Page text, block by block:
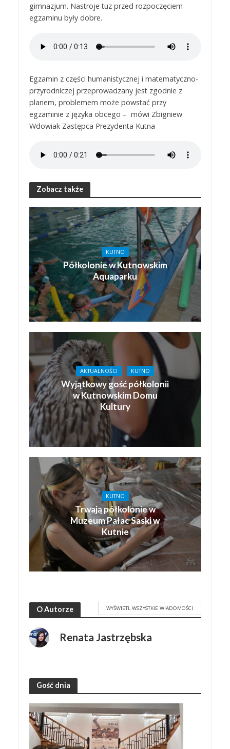
gimnazjum. Nastroje tuz przed rozpoczęciem
egzaminu były dobre.
Egzamin z części humanistycznej i matematyczno-
przyrodniczej przeprowadzany jest zgodnie z
planem, problemem może powstać przy
egzaminie z języka obcego – mówi Zbigniew
Wdowiak Zastępca Prezydenta Kutna
Zobacz także
KUTNO
Półkolonie w Kutnowskim
Aquaparku
AKTUALNOŚCI KUTNO
Wyjątkowy gość półkolonii
w Kutnowskim Domu
Kultury
KUTNO
Trwają półkolonie w
Muzeum Pałac Saski w
Kutnie
O Autorze WYŚWIETL WSZYSTKIE WIADOMOŚCI
Renata Jastrzębska
Gość dnia